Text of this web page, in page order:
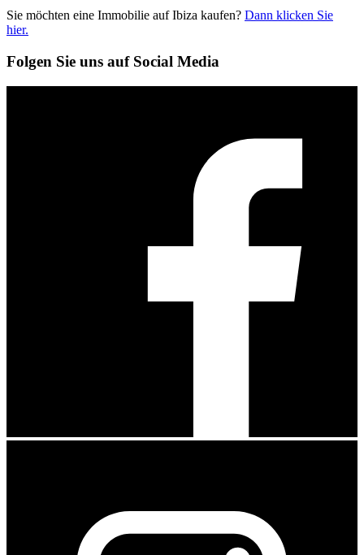
Sie möchten eine Immobilie auf Ibiza kaufen? Dann klicken Sie
hier.
Folgen Sie uns auf Social Media